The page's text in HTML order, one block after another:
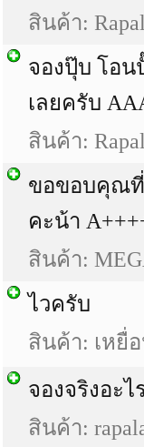
สินค้า:
จองปุ๊บ โอน
เลยครับ
สินค้า:
ขอขอบคุณที่
คะน้า
สินค้า:
ไวครับ
สินค้า: เหยื่
จองจริงอะ
สินค้า: